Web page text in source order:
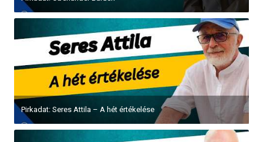
Pirkadat: Seres Attila – A hét értékelése